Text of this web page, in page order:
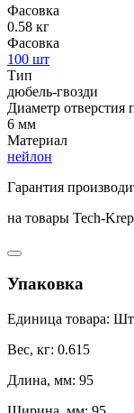
Фасовка
0.58 кг
Фасовка
100 шт
Тип
дюбель-гвозди
Диаметр отверстия
6 мм
Материал
нейлон
Гарантия
на товары Tech-Krep
Упаковка
Единица товара:
Вес, кг: 0.615
Длина, мм: 95